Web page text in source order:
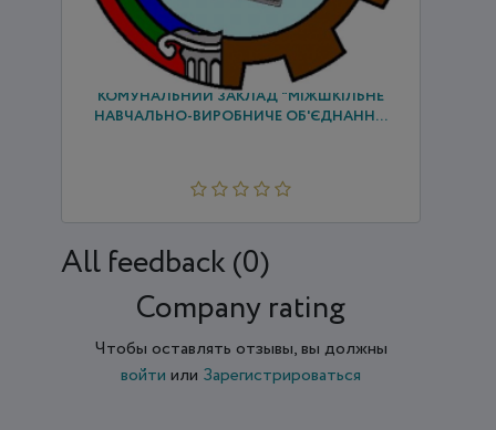
КОМУНАЛЬНИЙ ЗАКЛАД "МІЖШКІЛЬНЕ
НАВЧАЛЬНО-ВИРОБНИЧЕ ОБ'ЄДНАНН...
All feedback (0)
Company rating
Чтобы оставлять отзывы, вы должны
войти или Зарегистрироваться